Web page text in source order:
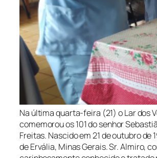
Na última quarta-feira (21) o Lar dos
comemorou os 101 do senhor
Freitas. Nascido em 21 de outubro de
de Ervália, Minas Gerais.Sr. Almiro,